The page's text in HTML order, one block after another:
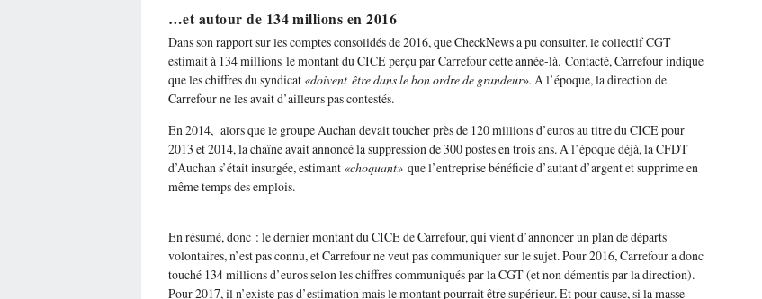
…et autour de 134 millions en 2016
Dans son rapport sur les comptes consolidés de 2016, que CheckNews a pu consulter, le collectif CGT
estimait à 134 millions le montant du CICE perçu par Carrefour cette année-là. Contacté, Carrefour indique
que les chiffres du syndicat «doivent être dans le bon ordre de grandeur». A l’époque, la direction de
Carrefour ne les avait d’ailleurs pas contestés.
En 2014, alors que le groupe Auchan devait toucher près de 120 millions d’euros au titre du CICE pour
2013 et 2014, la chaîne avait annoncé la suppression de 300 postes en trois ans. A l’époque déjà, la CFDT
d’Auchan s’était insurgée, estimant «choquant» que l’entreprise bénéficie d’autant d’argent et supprime en
même temps des emplois.
En résumé, donc : le dernier montant du CICE de Carrefour, qui vient d’annoncer un plan de départs
volontaires, n’est pas connu, et Carrefour ne veut pas communiquer sur le sujet. Pour 2016, Carrefour a donc
touché 134 millions d’euros selon les chiffres communiqués par la CGT (et non démentis par la direction).
Pour 2017, il n’existe pas d’estimation mais le montant pourrait être supérieur. Et pour cause, si la masse